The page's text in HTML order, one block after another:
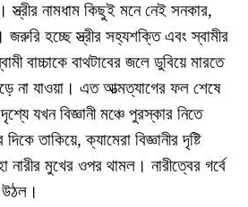
স্ত্রীর নামধাম কিছুই মনে নেই সনকার,
হচ্ছে স্ত্রীর সহ্যশক্তি এবং স্বামীর
বাচ্চাকে বাথটাবের জলে ডুবিয়ে মারতে
না যাওয়া। এত আত্মত্যাগের ফল শেষে
যখন বিজ্ঞানী মঞ্চে পুরস্কার নিতে
তাকিয়ে, ক্যামেরা বিজ্ঞানীর দৃষ্টি
মুখের ওপর থামল। নারীত্বের গর্বে